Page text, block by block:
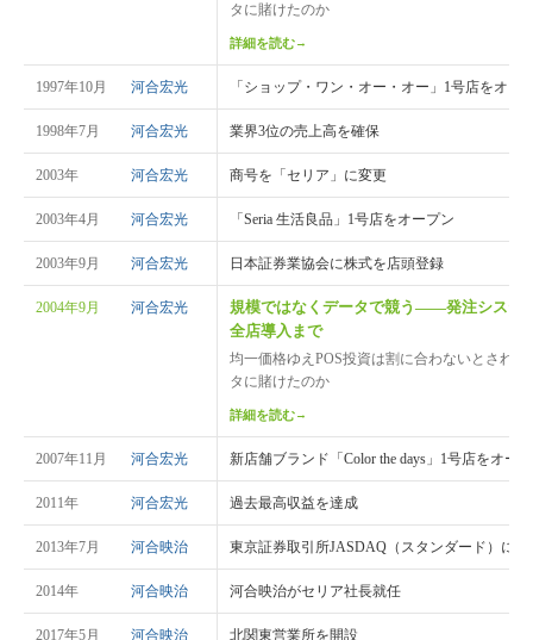
タに賭けたのか
詳細を読む→
1997年10月 河合宏光 「ショップ・ワン・オー・オー」1号店をオー
1998年7月 河合宏光 業界3位の売上高を確保
2003年 河合宏光 商号を「セリア」に変更
2003年4月 河合宏光 「Seria 生活良品」1号店をオープン
2003年9月 河合宏光 日本証券業協会に株式を店頭登録
2004年9月 河合宏光
規模ではなくデータで競う——発注システ
全店導入まで
均一価格ゆえPOS投資は割に合わないとされ
タに賭けたのか
詳細を読む→
2007年11月 河合宏光 新店舗ブランド「Color the days」1号店をオー
2011年 河合宏光 過去最高収益を達成
2013年7月 河合映治 東京証券取引所JASDAQ（スタンダード）に上
2014年 河合映治 河合映治がセリア社長就任
2017年5月 河合映治 北関東営業所を開設